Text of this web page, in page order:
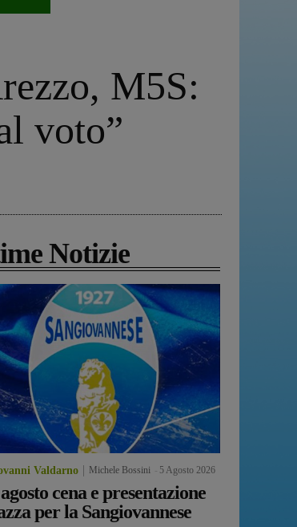
M5S:
voto”
Notizie
Valdarno Michele Bossini 5 Agosto 2026
cena e presentazione
per la Sangiovannese